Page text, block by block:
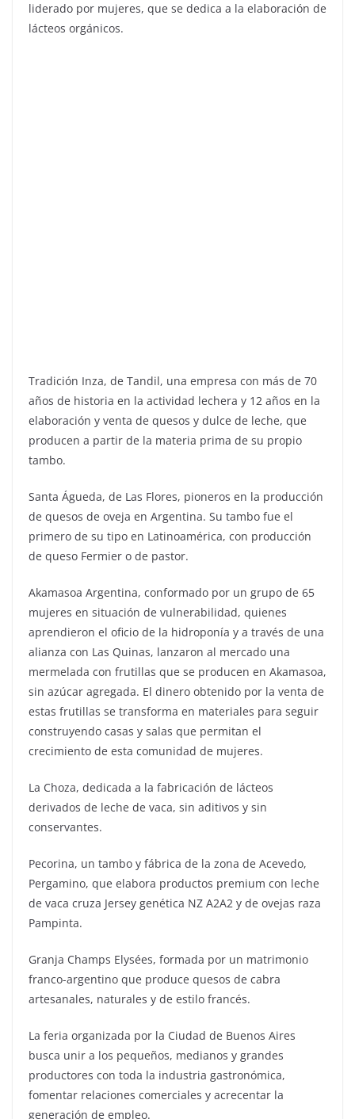
liderado por mujeres, que se dedica a la elaboración de
lácteos orgánicos.
Tradición Inza, de Tandil, una empresa con más de 70
años de historia en la actividad lechera y 12 años en la
elaboración y venta de quesos y dulce de leche, que
producen a partir de la materia prima de su propio
tambo.
Santa Águeda, de Las Flores, pioneros en la producción
de quesos de oveja en Argentina. Su tambo fue el
primero de su tipo en Latinoamérica, con producción
de queso Fermier o de pastor.
Akamasoa Argentina, conformado por un grupo de 65
mujeres en situación de vulnerabilidad, quienes
aprendieron el oficio de la hidroponía y a través de una
alianza con Las Quinas, lanzaron al mercado una
mermelada con frutillas que se producen en Akamasoa,
sin azúcar agregada. El dinero obtenido por la venta de
estas frutillas se transforma en materiales para seguir
construyendo casas y salas que permitan el
crecimiento de esta comunidad de mujeres.
La Choza, dedicada a la fabricación de lácteos
derivados de leche de vaca, sin aditivos y sin
conservantes.
Pecorina, un tambo y fábrica de la zona de Acevedo,
Pergamino, que elabora productos premium con leche
de vaca cruza Jersey genética NZ A2A2 y de ovejas raza
Pampinta.
Granja Champs Elysées, formada por un matrimonio
franco-argentino que produce quesos de cabra
artesanales, naturales y de estilo francés.
La feria organizada por la Ciudad de Buenos Aires
busca unir a los pequeños, medianos y grandes
productores con toda la industria gastronómica,
fomentar relaciones comerciales y acrecentar la
generación de empleo.